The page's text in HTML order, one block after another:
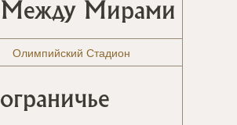
Между Мирами
Олимпийский Стадион